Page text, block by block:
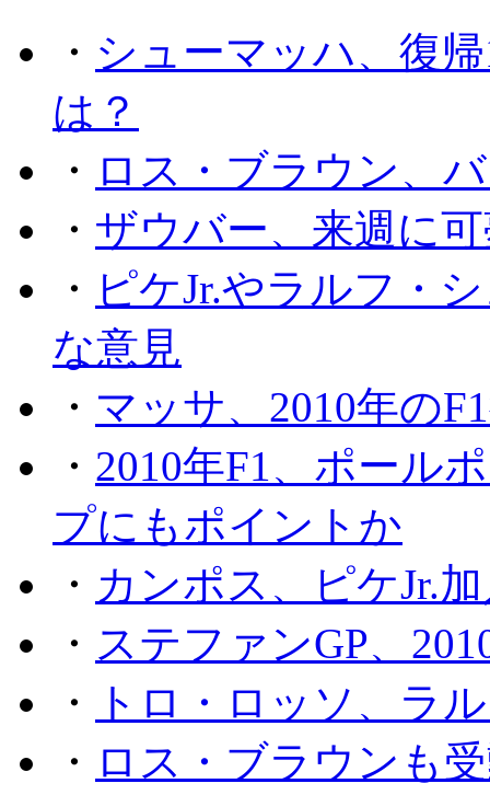
・ シューマッハ、復
は？
・ ロス・ブラウン、
・ ザウバー、来週に
・ ピケJr.やラルフ・
な意見
・ マッサ、2010年の
・ 2010年F1、ポール
プにもポイントか
・ カンポス、ピケJr.
・ ステファンGP、
・
トロ・ロッソ、ラ
・ ロス・ブラウンも